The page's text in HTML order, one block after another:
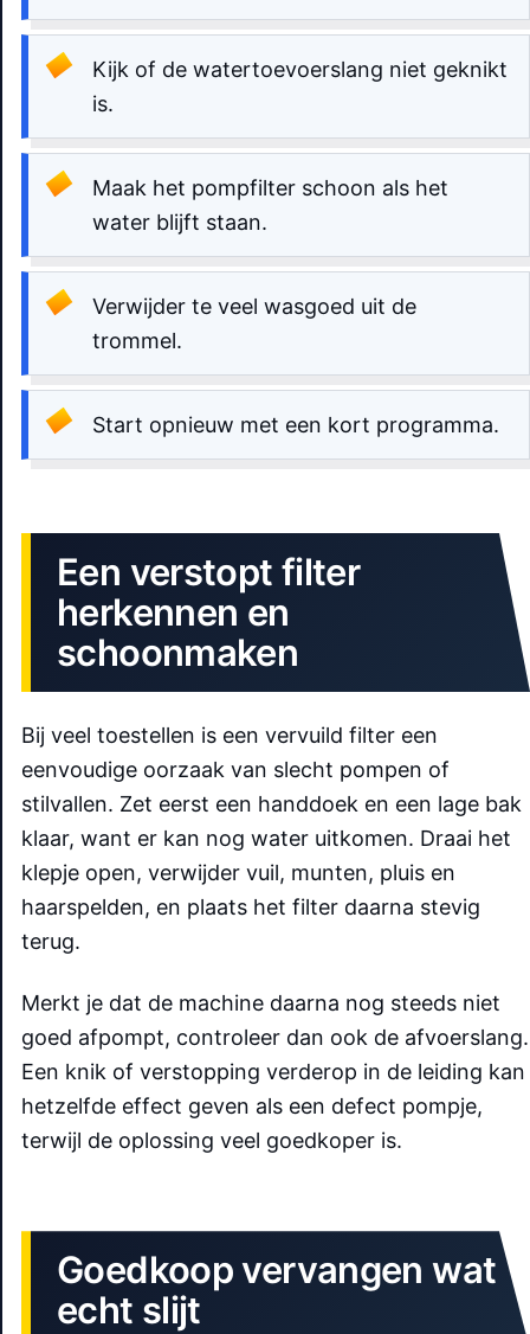
Kijk of de watertoevoerslang niet geknikt
is.
Maak het pompfilter schoon als het
water blijft staan.
Verwijder te veel wasgoed uit de
trommel.
Start opnieuw met een kort programma.
Een verstopt filter
herkennen en
schoonmaken
Bij veel toestellen is een vervuild filter een
eenvoudige oorzaak van slecht pompen of
stilvallen. Zet eerst een handdoek en een lage bak
klaar, want er kan nog water uitkomen. Draai het
klepje open, verwijder vuil, munten, pluis en
haarspelden, en plaats het filter daarna stevig
terug.
Merkt je dat de machine daarna nog steeds niet
goed afpompt, controleer dan ook de afvoerslang.
Een knik of verstopping verderop in de leiding kan
hetzelfde effect geven als een defect pompje,
terwijl de oplossing veel goedkoper is.
Goedkoop vervangen wat
echt slijt